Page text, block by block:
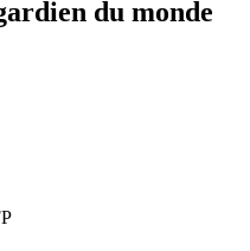
du monde